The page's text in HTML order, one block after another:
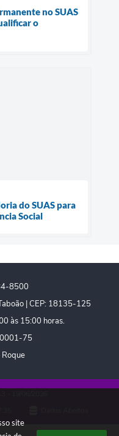
site
no SUAS
o
do SUAS para
Social
8500
| CEP: 18135-125
às 15:00 horas.
75